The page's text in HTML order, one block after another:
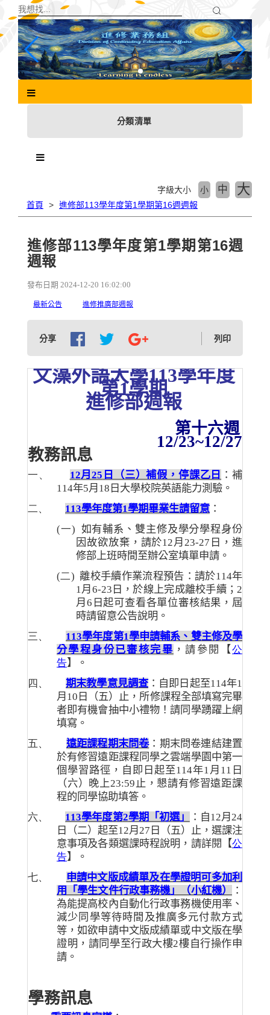
主
分類清單
首頁 進修部113學年度第1學期第16週週報
字級大小 小 中 大
進修部113學年度第1學期第16週
週報
發布日期 2024-12-20 16:02:00
最新公告 進修推廣部週報
分享 列印
文藻外語大學113學年度
第1學期
進修部週報
第十六週
12/23~12/27
教務訊息
一、 12月25 日（三）補假，停課乙日
：補
114年5月 18 日大學校院英語能力測驗。
二、
113學年度第1學期畢業生請留意 ：
(一) 如有輔系、雙主修及學分學程身份
因故欲放棄，請於12月23-27 日，進
修部上班時間至辦公室填單申請。
(二) 離校手續作業流程預告：請於114年
1月 6-23 日，於線上完成離校手續；2
月 6 日起可查看各單位審核結果，屆
時請留意公告說明。
三、
113學年度第1學申請輔系、雙主修及學
分學程身份已審核完畢 ，請參閱【公
告】。
四、
期末教學意見調查 ：自即日起至114年1
月 10 日（五）止，所修課程全部填寫完畢
者即有機會抽中小禮物！請同學踴躍上網
填寫。
五、
遠距課程期末問卷：期末問卷連結建置
於有修習遠距課程同學之雲端學園中第一
個學習路徑，自即日起至114年1月 11 日
（六）晚上23:59止，懇請有修習遠距課
程的同學協助填答。
六、
113學年度第2學期「初選」 ：自12月24
日（二）起至12月 27 日（五）止，選課注
意事項及各類選課時程說明，請詳閱【公
告】。
七、
申請中文版成績單及在學證明可多加利
用「學生文件行政事務機」（小紅機）
：
為能提高校內自動化行政事務機使用率、
減少同學等待時間及推廣多元付款方式
等，如欲申請中文版成績單或中文版在學
證明，請同學至行政大樓2樓自行操作申
請。
學務訊息